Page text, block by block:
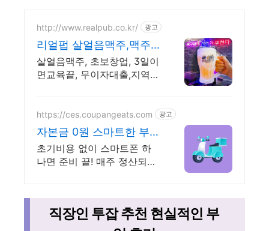
http://www.realpub.co.kr/ 광고
리얼펍 살얼음맥주,맥주
집창업
살얼음맥주, 초보창업, 3일이
면교육끝, 무이자대출,지역1
https://ces.coupangeats.com 광고
자본금 0원 스마트한 부수
입
초기비용 없이 스마트폰 하
나면 준비 끝! 매주 정산되는
직장인 투잡 추천 현실적인 부